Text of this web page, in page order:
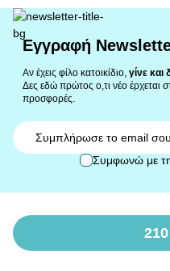
Εγγραφή
Αν έχεις φίλο κατοικίδιο, γίνε και
Δες εδώ πρώτος ο,τι νέο έρχεται
προσφορές.
Συμφωνώ με